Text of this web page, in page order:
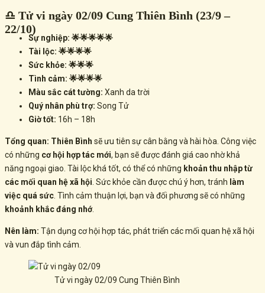
♎ Tử vi ngày 02/09 Cung Thiên Bình (23/9 –
22/10)
Sự nghiệp: 🌟🌟🌟🌟🌟
Tài lộc: 🌟🌟🌟🌟
Sức khỏe: 🌟🌟🌟
Tình cảm: 🌟🌟🌟🌟
Màu sắc cát tường: Xanh da trời
Quý nhân phù trợ: Song Tử
Giờ tốt: 16h – 18h
Tổng quan: Thiên Bình sẽ ưu tiên sự cân bằng và hài hòa. Công việc
có những cơ hội hợp tác mới, bạn sẽ được đánh giá cao nhờ khả
năng ngoại giao. Tài lộc khá tốt, có thể có những khoản thu nhập từ
các mối quan hệ xã hội . Sức khỏe cần được chú ý hơn, tránh làm
việc quá sức . Tình cảm thuận lợi, bạn và đối phương sẽ có những
khoảnh khắc đáng nhớ.
Nên làm: Tận dụng cơ hội hợp tác, phát triển các mối quan hệ xã hội
và vun đắp tình cảm.
Tử vi ngày 02/09 Cung Thiên Bình